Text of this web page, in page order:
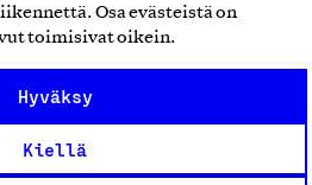
Osa evästeistä on
toimisivat oikein.
Hyväksy
Kiellä